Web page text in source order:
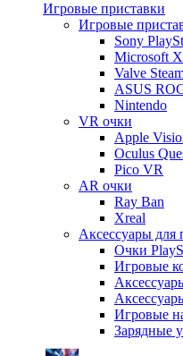
Игровые приставки
Игровые
Sony
Microsoft
Valve
ASUS
Nintendo
VR очки
Apple
Oculus
Pico VR
AR очки
Ray Ban
Xreal
Аксессуары для
Очки
Игровые
Игровые
Зарядные